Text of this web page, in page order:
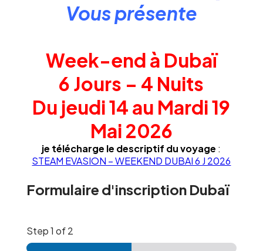
Vous présente
Week-end à Dubaï
6 Jours – 4 Nuits
Du jeudi 14 au Mardi 19
Mai 2026
je télécharge le descriptif du voyage :
STEAM EVASION – WEEKEND DUBAI 6 J 2026
Formulaire d'inscription Dubaï
Step1 of 2